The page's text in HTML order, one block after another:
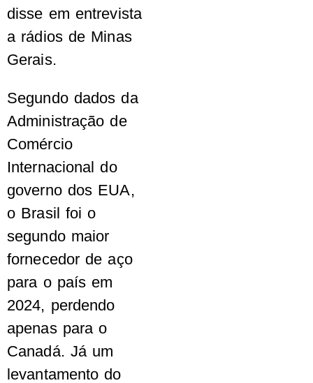
disse em entrevista
a rádios de Minas
Gerais.
Segundo dados da
Administração de
Comércio
Internacional do
governo dos EUA,
o Brasil foi o
segundo maior
fornecedor de aço
para o país em
2024, perdendo
apenas para o
Canadá. Já um
levantamento do